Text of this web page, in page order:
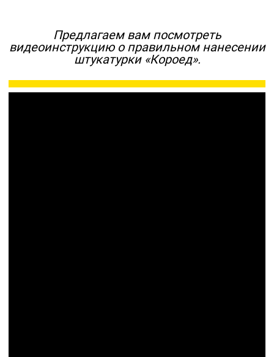
Предлагаем вам посмотреть
видеоинструкцию о правильном нанесении
штукатурки «Короед».